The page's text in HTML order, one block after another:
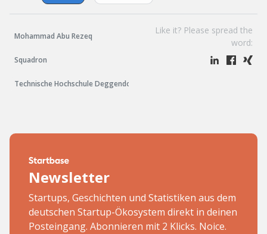
Mohammad Abu Rezeq
Squadron
Technische Hochschule Deggendorf
Like it? Please spread the
word:
Newsletter
Startups, Geschichten und Statistiken aus dem
deutschen Startup-Ökosystem direkt in deinen
Posteingang. Abonnieren mit 2 Klicks. Noice.